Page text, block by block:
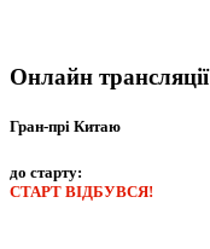
Онлайн трансляції
Гран-прі Китаю
до старту:
СТАРТ ВІДБУВСЯ!